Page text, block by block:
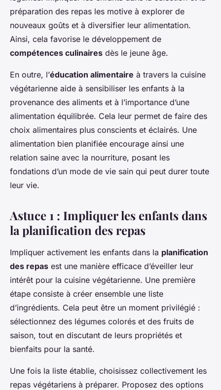
préparation des repas les motive à explorer de
nouveaux goûts et à diversifier leur alimentation.
Ainsi, cela favorise le développement de
compétences culinaires dès le jeune âge.
En outre, l’éducation alimentaire à travers la cuisine
végétarienne aide à sensibiliser les enfants à la
provenance des aliments et à l’importance d’une
alimentation équilibrée. Cela leur permet de faire des
choix alimentaires plus conscients et éclairés. Une
alimentation bien planifiée encourage ainsi une
relation saine avec la nourriture, posant les
fondations d’un mode de vie sain qui peut durer toute
leur vie.
Astuce 1 : Impliquer les enfants dans
la planification des repas
Impliquer activement les enfants dans la planification
des repas est une manière efficace d’éveiller leur
intérêt pour la cuisine végétarienne. Une première
étape consiste à créer ensemble une liste
d’ingrédients. Cela peut être un moment privilégié :
sélectionnez des légumes colorés et des fruits de
saison, tout en discutant de leurs propriétés et
bienfaits pour la santé.
Une fois la liste établie, choisissez collectivement les
repas végétariens à préparer. Proposez des options